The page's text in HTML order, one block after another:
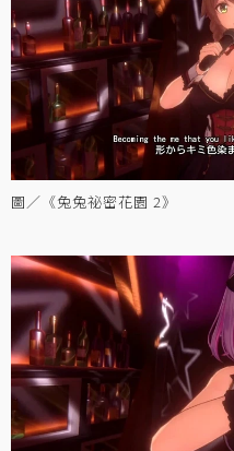
圖／《兔兔祕密花園 2》